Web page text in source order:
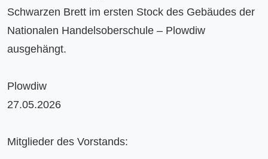
Schwarzen Brett im ersten Stock des Gebäudes der
Nationalen Handelsoberschule – Plowdiw
ausgehängt.
Plowdiw
27.05.2026
Mitglieder des Vorstands: